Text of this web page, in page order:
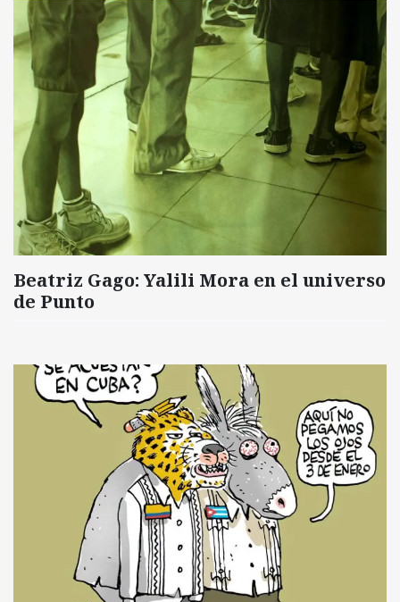
Beatriz Gago: Yalili Mora en el universo
de Punto